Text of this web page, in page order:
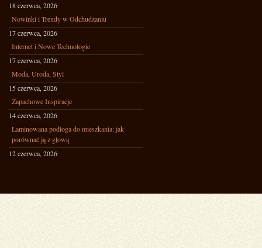
18 czerwca, 2026
Nowinki i Trendy w Odchudzaniu
17 czerwca, 2026
Internet i Nowe Technologie
17 czerwca, 2026
Moda, Uroda, Styl
15 czerwca, 2026
Zapachowe Inspiracje
14 czerwca, 2026
Laminowana podłoga do mieszkania: jak
porównać ją z głową
12 czerwca, 2026